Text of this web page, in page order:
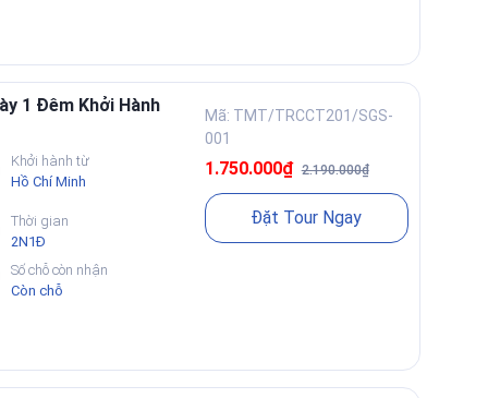
điểm đón thường áp dụng và lưu ý chuẩn bị. Lịch trình
trùng lặp nội dung.
sớm là thời điểm đáng giá
trình tập trung trải nghiệm sáng sớm để cảm nhận
nước đặc trưng.
không khí địa phương
1 Đêm Khởi Hành
Khởi hành từ
Hồ Chí Minh
Thời gian
2N1Đ
Số chỗ còn nhận
Còn chỗ
Mã: TMT/TRCCT201/SGS-
001
1.750.000₫2.190.000₫
Đặt Tour Ngay